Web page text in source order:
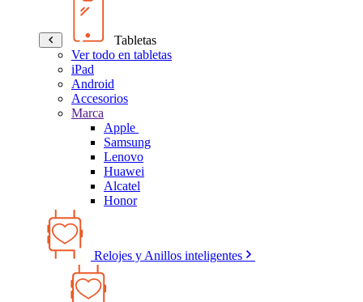
Tabletas
Ver todo en tabletas
iPad
Android
Accesorios
Marca
Apple
Samsung
Lenovo
Huawei
Alcatel
Honor
Relojes y Anillos inteligentes